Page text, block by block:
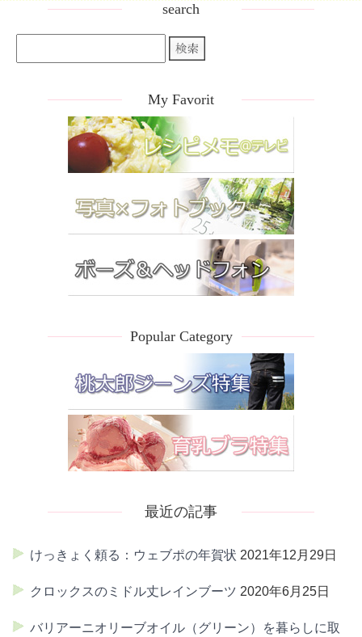
search
My Favorit
Popular Category
最近の記事
けっきょく頼る：ウェブポの年賀状 2021年12月29日
クロックスのミドル丈レインブーツ 2020年6月25日
バリアーニオリーブオイル（グリーン）を暮らしに取